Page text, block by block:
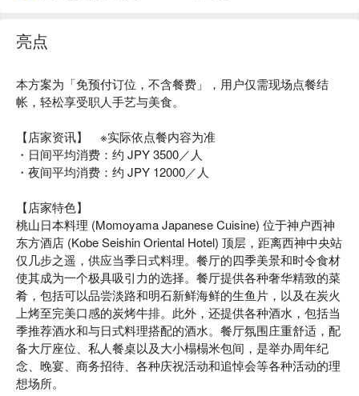
亮点
本方案为「免预付订位，不含餐费」，用户仅需现场点餐结
帐，轻松享受职人手艺与美食。
【店家资讯】 ※实际依点餐内容为准
・日间平均消费：约 JPY 3500／人
・夜间平均消费：约 JPY 12000／人
【店家特色】
桃山日本料理 (Momoyama Japanese Cuisine) 位于神户西神
东方酒店 (Kobe Seishin Oriental Hotel) 顶层，距离西神中央站
仅几步之遥，供应当季日式料理。餐厅的四季美景和时令食材
使其成为一个极具吸引力的选择。餐厅提供各种奢华精致的菜
肴，包括可以品尝淡路和明石新鲜海鲜的生鱼片，以及在炭火
上烤至完美口感的炭烤牛排。此外，还提供各种酒水，包括当
季推荐酒水和与日式料理搭配的酒水。餐厅氛围庄重舒适，配
备大厅座位、私人餐桌以及大小榻榻米包间，是举办周年纪
念、晚宴、商务招待、各种庆祝活动和追悼会等各种活动的理
想场所。